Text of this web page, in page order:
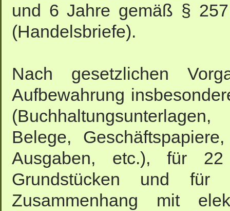
und 6 Jahre gemäß §
(Handelsbriefe).
Nach gesetzlichen
Aufbewahrung
Belege,
Ausgaben, etc.), für
Grundstücken und
Zusammenhang mit